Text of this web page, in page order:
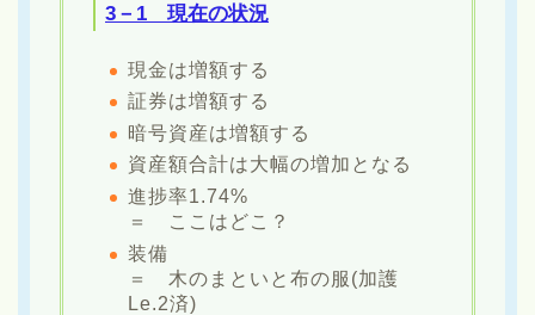
3－1 現在の状況
現金は増額する
証券は増額する
暗号資産は増額する
資産額合計は大幅の増加となる
進捗率1.74%
＝ ここはどこ？
装備
＝ 木のまといと布の服(加護
Le.2済)